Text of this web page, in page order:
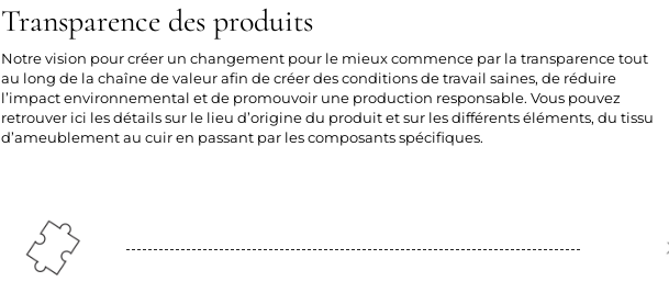
Transparence des produits
Notre vision pour créer un changement pour le mieux commence par la transparence tout
au long de la chaîne de valeur afin de créer des conditions de travail saines, de réduire
l’impact environnemental et de promouvoir une production responsable. Vous pouvez
retrouver ici les détails sur le lieu d’origine du produit et sur les différents éléments, du tissu
d’ameublement au cuir en passant par les composants spécifiques.